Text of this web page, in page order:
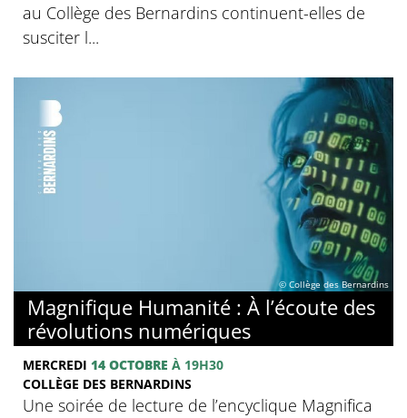
au Collège des Bernardins continuent-elles de
susciter l...
© Collège des Bernardins
Magnifique Humanité : À l’écoute des
révolutions numériques
MERCREDI 14 OCTOBRE À 19H30
COLLÈGE DES BERNARDINS
Une soirée de lecture de l’encyclique Magnifica